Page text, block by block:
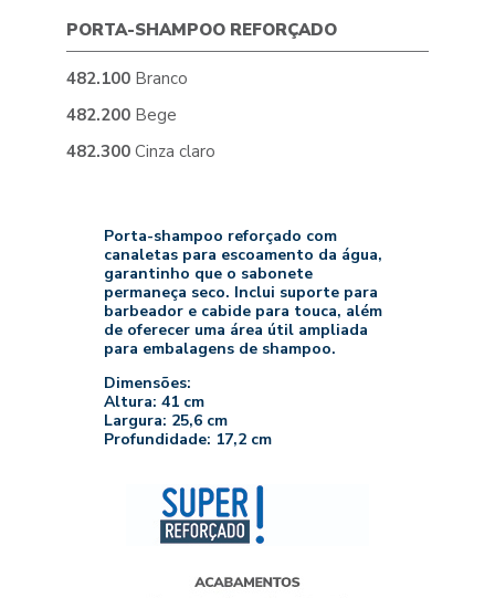
PORTA-SHAMPOO REFORÇADO
482.100 Branco
482.200 Bege
482.300 Cinza claro
Porta-shampoo reforçado com
canaletas para escoamento da água,
garantinho que o sabonete
permaneça seco. Inclui suporte para
barbeador e cabide para touca, além
de oferecer uma área útil ampliada
para embalagens de shampoo.
Dimensões:
Altura: 41 cm
Largura: 25,6 cm
Profundidade: 17,2 cm